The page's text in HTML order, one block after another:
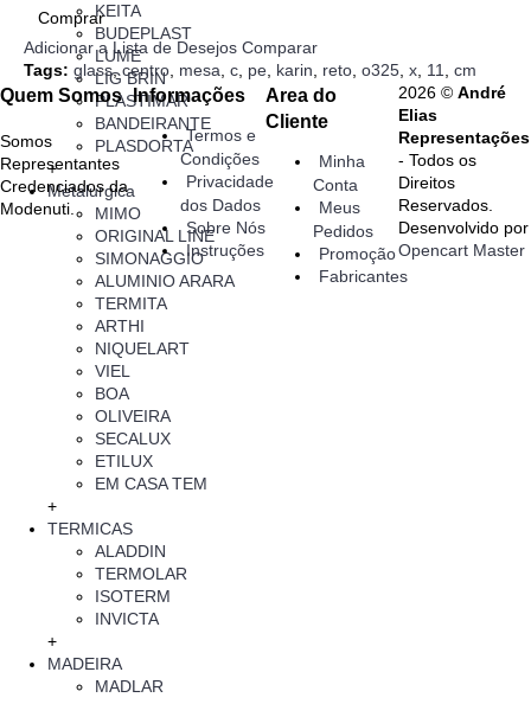
KEITA
BUDEPLAST
LUME
LIG BRIN
PLASTIMAR
BANDEIRANTE
PLASDORTA
+
Metalurgica
MIMO
ORIGINAL LINE
SIMONAGGIO
ALUMINIO ARARA
TERMITA
ARTHI
NIQUELART
VIEL
BOA
OLIVEIRA
SECALUX
ETILUX
EM CASA TEM
+
TERMICAS
ALADDIN
TERMOLAR
ISOTERM
INVICTA
+
MADEIRA
MADLAR
Comprar
Adicionar a Lista de Desejos Comparar
Tags: glass,centro mesa c pe karin reto o325 x 11 cm
Quem Somos
Somos
Representantes
Credenciados da
Modenuti.
Informações
Termos e
Condições
Privacidade
dos Dados
Sobre Nós
Instruções
Area do
Cliente
Minha
Conta
Meus
Pedidos
Promoção
Fabricantes
2026 © André
Elias
Representações
- Todos os
Direitos
Reservados.
Desenvolvido por
Opencart Master